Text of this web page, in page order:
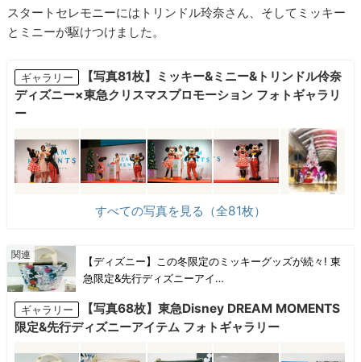
スタートセレモニーにはトリンドル玲奈さん、そしてミッキー
とミニーが駆けつけました。
ギャラリー
【写真81枚】ミッキー&ミニー&トリンドル伶奈
ディズニー×東急クリスマスプロモーション フォトギャラリ
ー
すべての写真を見る（全81枚）
【ディズニー】この冬限定のミッキーグッズが続々! 東
急限定&先行ディズニーアイ…
ギャラリー
【写真68枚】東急Disney DREAM MOMENTS
限定&先行ディズニーアイテム フォトギャラリー